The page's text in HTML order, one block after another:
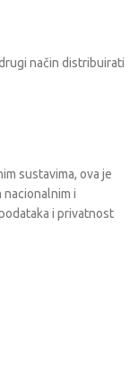
način distribuirati
sustavima, ova je
i
i privatnost